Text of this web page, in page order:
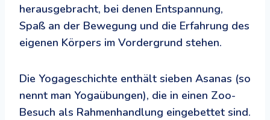
herausgebracht, bei denen Entspannung,
Spaß an der Bewegung und die Erfahrung des
eigenen Körpers im Vordergrund stehen.
Die Yogageschichte enthält sieben Asanas (so
nennt man Yogaübungen), die in einen Zoo-
Besuch als Rahmenhandlung eingebettet sind.